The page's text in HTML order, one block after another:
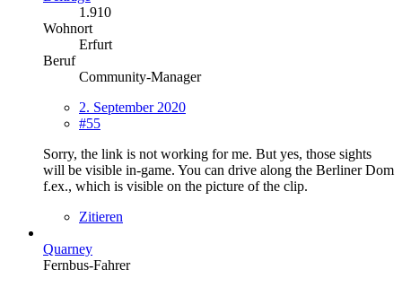
1.910
Wohnort
Erfurt
Beruf
Community-Manager
2. September 2020
#55
Sorry, the link is not working for me. But yes, those sights
will be visible in-game. You can drive along the Berliner Dom
f.ex., which is visible on the picture of the clip.
Zitieren
Quarney
Fernbus-Fahrer